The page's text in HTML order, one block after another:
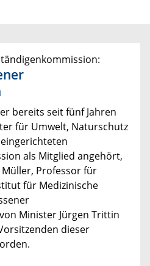
bereits seit fünf Jahren
für Umwelt, Naturschutz
als Mitglied angehört,
Professor für
für Medizinische
Minister Jürgen Trittin
dieser